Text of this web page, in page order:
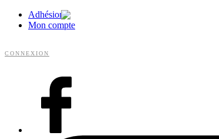
Adhésion
Mon compte
CONNEXION